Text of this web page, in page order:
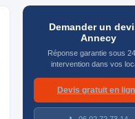
Demander un
Annecy
Réponse garantie sous
intervention dans vos
Devis gratuit en